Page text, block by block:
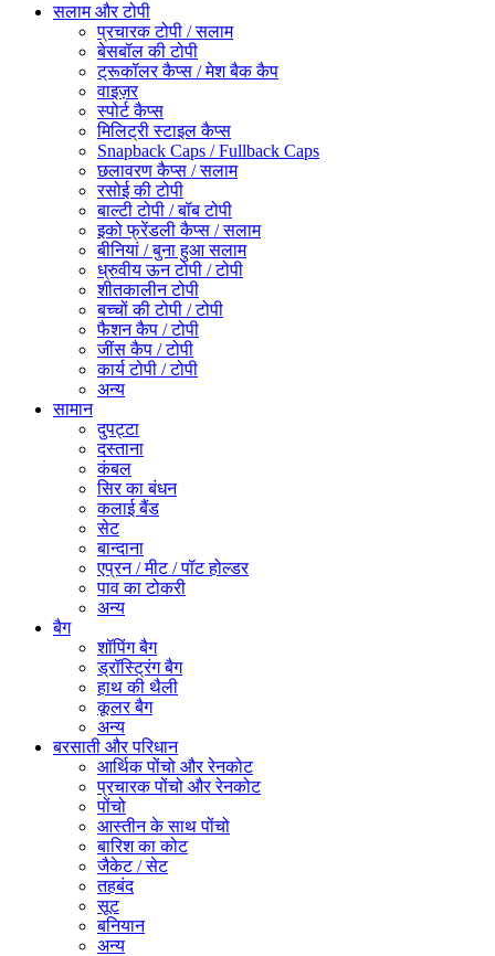
सलाम और टोपी
प्रचारक टोपी / सलाम
बेसबॉल की टोपी
ट्रूकॉलर कैप्स / मेश बैक कैप
वाइज़र
स्पोर्ट कैप्स
मिलिट्री स्टाइल कैप्स
Snapback Caps / Fullback Caps
छलावरण कैप्स / सलाम
रसोई की टोपी
बाल्टी टोपी / बॉब टोपी
इको फ्रेंडली कैप्स / सलाम
बीनियां / बुना हुआ सलाम
ध्रुवीय ऊन टोपी / टोपी
शीतकालीन टोपी
बच्चों की टोपी / टोपी
फैशन कैप / टोपी
जींस कैप / टोपी
कार्य टोपी / टोपी
अन्य
सामान
दुपट्टा
दस्ताना
कंबल
सिर का बंधन
कलाई बैंड
सेट
बान्दाना
एप्रन / मीट / पॉट होल्डर
पाव का टोकरी
अन्य
बैग
शॉपिंग बैग
ड्रॉस्ट्रिंग बैग
हाथ की थैली
कूलर बैग
अन्य
बरसाती और परिधान
आर्थिक पोंचो और रेनकोट
प्रचारक पोंचो और रेनकोट
पोंचो
आस्तीन के साथ पोंचो
बारिश का कोट
जैकेट / सेट
तहबंद
सूट
बनियान
अन्य